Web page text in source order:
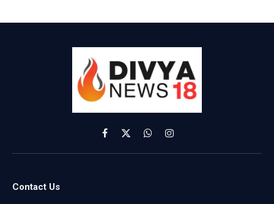
Facebook
X
(Twitter)
WhatsAppInstagram
Contact Us